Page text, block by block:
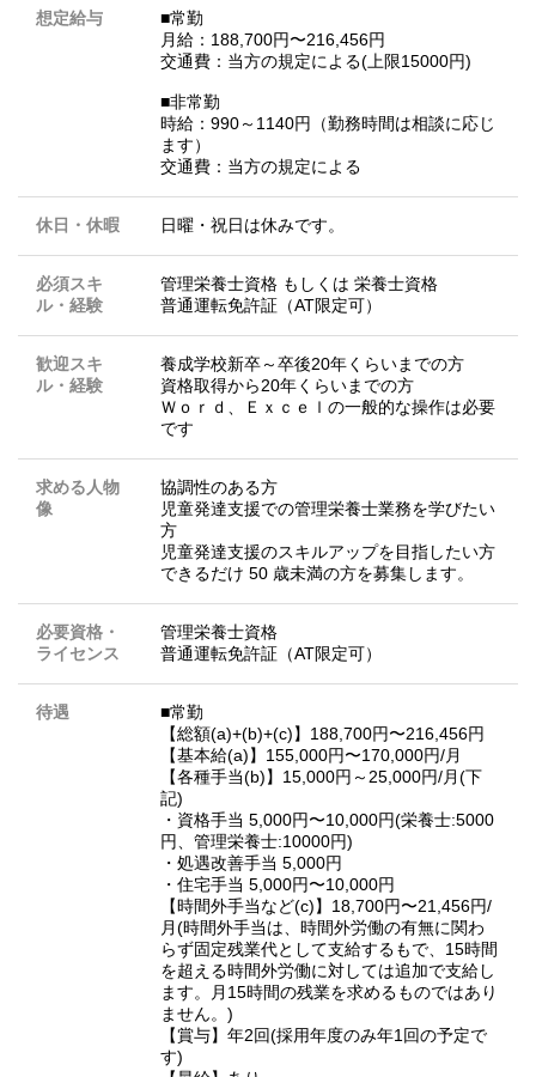
想定給与
■常勤
月給：188,700円〜216,456円
交通費：当方の規定による(上限15000円)
■非常勤
時給：990～1140円（勤務時間は相談に応じ
ます）
交通費：当方の規定による
休日・休暇 日曜・祝日は休みです。
必須スキ
ル・経験
管理栄養士資格 もしくは 栄養士資格
普通運転免許証（AT限定可）
歓迎スキ
ル・経験
養成学校新卒～卒後20年くらいまでの方
資格取得から20年くらいまでの方
Ｗｏｒｄ、Ｅｘｃｅｌの一般的な操作は必要
です
求める人物
像
協調性のある方
児童発達支援での管理栄養士業務を学びたい
方
児童発達支援のスキルアップを目指したい方
できるだけ 50 歳未満の方を募集します。
必要資格・
ライセンス
管理栄養士資格
普通運転免許証（AT限定可）
待遇
■常勤
【総額(a)+(b)+(c)】188,700円〜216,456円
【基本給(a)】155,000円〜170,000円/月
【各種手当(b)】15,000円～25,000円/月(下
記)
・資格手当 5,000円〜10,000円(栄養士:5000
円、管理栄養士:10000円)
・処遇改善手当 5,000円
・住宅手当 5,000円〜10,000円
【時間外手当など(c)】18,700円〜21,456円/
月(時間外手当は、時間外労働の有無に関わ
らず固定残業代として支給するもで、15時間
を超える時間外労働に対しては追加で支給し
ます。月15時間の残業を求めるものではあり
ません。)
【賞与】年2回(採用年度のみ年1回の予定で
す)